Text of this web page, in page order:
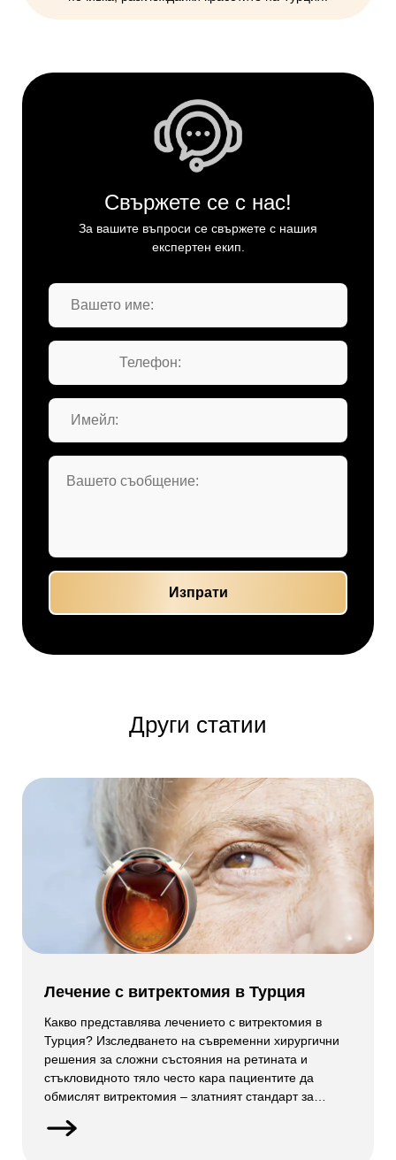
Свържете се с нас!
За вашите въпроси се свържете с нашия
експертен екип.
Други статии
Лечение с витректомия в Турция
Какво представлява лечението с витректомия в
Турция? Изследването на съвременни хирургични
решения за сложни състояния на ретината и
стъкловидното тяло често кара пациентите да
обмислят витректомия – златният стандарт за
бързо се превърна в предпочитана дестинация за